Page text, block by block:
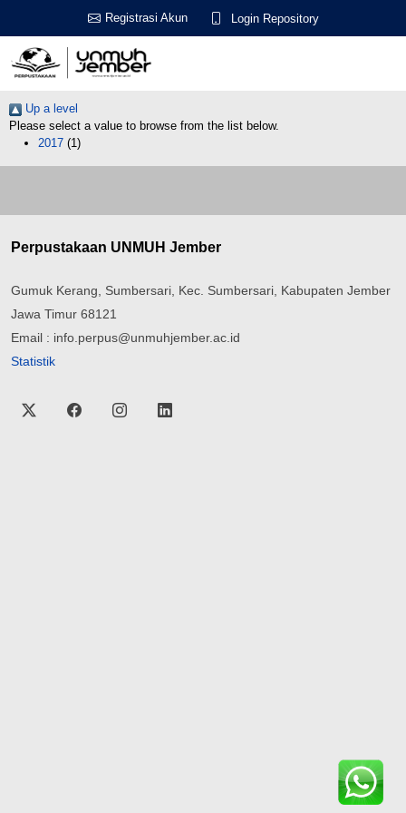
Registrasi Akun Login Repository
Up a level
Please select a value to browse from the list below.
2017 (1)
Perpustakaan UNMUH Jember
Gumuk Kerang, Sumbersari, Kec. Sumbersari, Kabupaten Jember
Jawa Timur 68121
Email : info.perpus@unmuhjember.ac.id
Statistik